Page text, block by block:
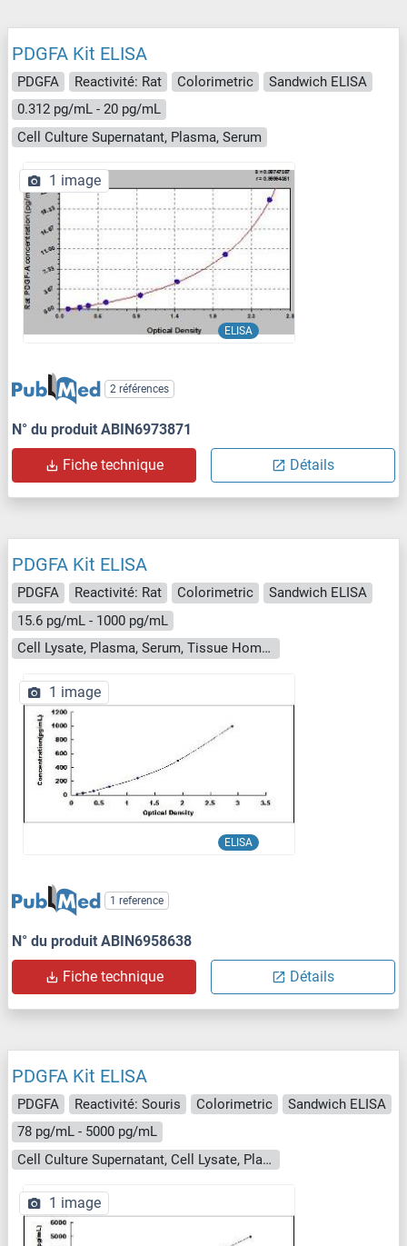
PDGFA Kit ELISA
PDGFA Reactivité: Rat Colorimetric
Sandwich ELISA
0.312 pg/mL - 20 pg/mL
Cell Culture Supernatant, Plasma, Serum
ELISA
1 image
2 références
N° du produit ABIN6973871
Fiche technique Détails
PDGFA Kit ELISA
PDGFA Reactivité: Rat Colorimetric
Sandwich ELISA
15.6 pg/mL - 1000 pg/mL
Cell Lysate, Plasma, Serum, Tissue Homogenate
ELISA
1 image
1 reference
N° du produit ABIN6958638
Fiche technique Détails
PDGFA Kit ELISA
PDGFA Reactivité: Souris Colorimetric
Sandwich ELISA
78 pg/mL - 5000 pg/mL
Cell Culture Supernatant, Cell Lysate, Plasma, Serum, Tissue Homogenate
1 image